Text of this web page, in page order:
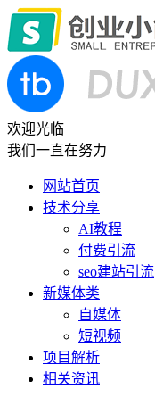
欢迎光临
我们一直在努力
网站首页
技术分享
AI教程
付费引流
seo建站引流
新媒体类
自媒体
短视频
项目解析
相关资讯